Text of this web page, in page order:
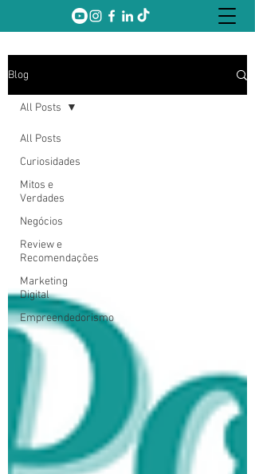
Blog
All Posts
Curiosidades
Mitos e
Verdades
Negócios
Review e
Recomendações
Marketing
Digital
Empreendedorismo
All Posts